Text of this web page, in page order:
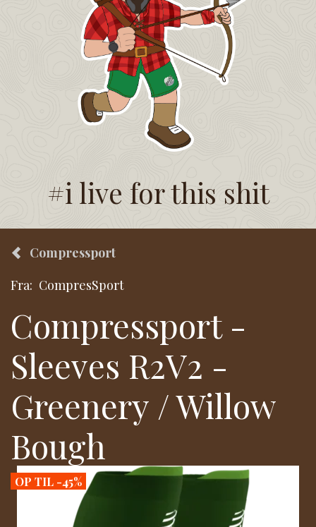
#i live for this shit
Compressport
Fra: CompresSport
Compressport -
Sleeves R2V2 -
Greenery / Willow
Bough
OP TIL -45%